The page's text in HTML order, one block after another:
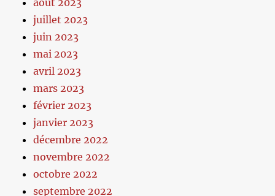
août 2023
juillet 2023
juin 2023
mai 2023
avril 2023
mars 2023
février 2023
janvier 2023
décembre 2022
novembre 2022
octobre 2022
septembre 2022